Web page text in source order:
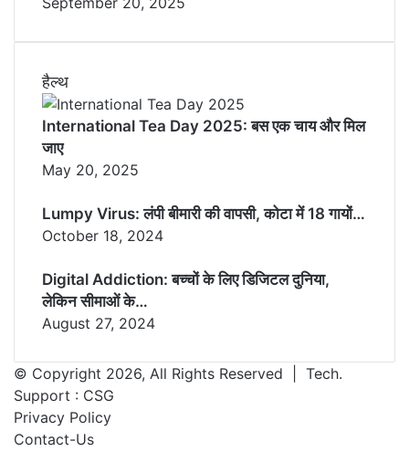
हैल्थ
International Tea Day 2025: बस एक चाय और मिल
जाए
May 20, 2025
Lumpy Virus: लंपी बीमारी की वापसी, कोटा में 18 गायों…
October 18, 2024
Digital Addiction: बच्चों के लिए डिजिटल दुनिया,
लेकिन सीमाओं के…
August 27, 2024
© Copyright 2026, All Rights Reserved | Tech.
Support : CSG
Privacy Policy
Contact-Us